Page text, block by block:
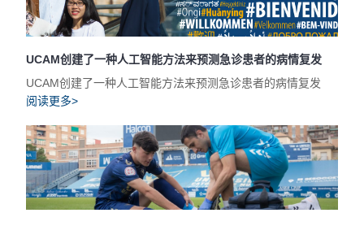
UCAM创建了一种人工智能方法来预测急诊患者的病情复发
UCAM创建了一种人工智能方法来预测急诊患者的病情复发
阅读更多>